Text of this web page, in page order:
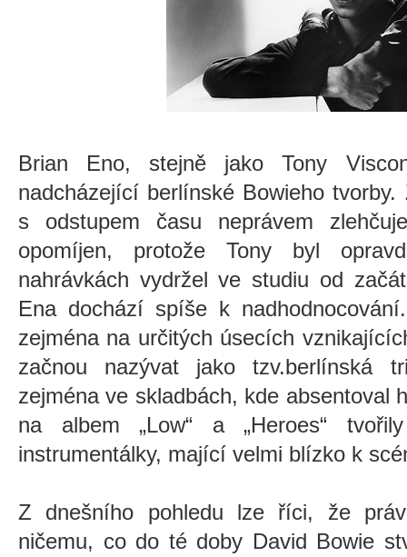
Brian Eno, stejně jako Tony
nadcházející berlínské Bowieho
s odstupem času neprávem
opomíjen, protože Tony byl
nahrávkách vydržel ve studiu od
Ena dochází spíše k
zejména na určitých úsecích
začnou nazývat jako tzv.berlínská
zejména ve skladbách, kde absentoval
na albem „Low“ a „Heroes“
instrumentálky, mající velmi blízko k
Z dnešního pohledu lze říci, že
ničemu, co do té doby David Bowie